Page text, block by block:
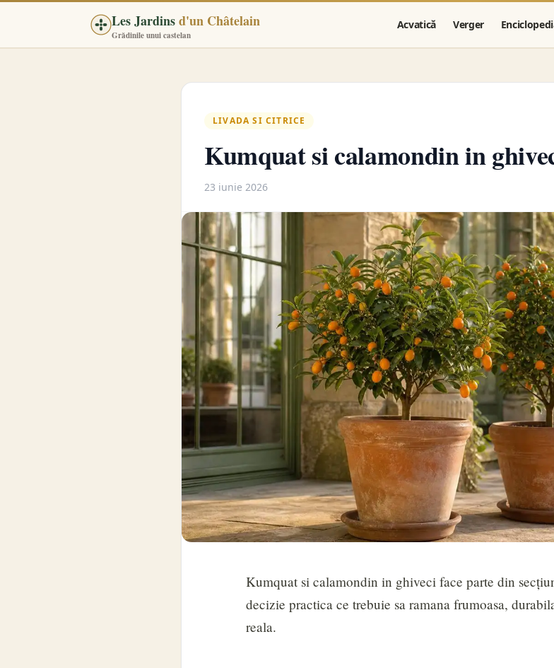
Les Jardinsd'un Châtelain
Grădinile unui castelan
Acvatică Verger
LIVADA SI CITRICE
Kumquat si calamondin in
23 iunie 2026
Kumquat si calamondin in ghiveci face parte din
decizie practica ce trebuie sa ramana frumoasa,
reala.